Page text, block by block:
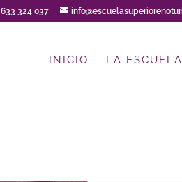
633 324 037
INICIO LA ESCUELA